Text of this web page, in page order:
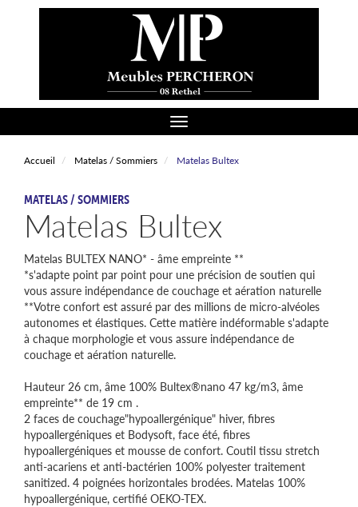
Toggle navigation
Accueil Matelas / Sommiers Matelas Bultex
CATÉGORIE
MATELAS / SOMMIERS
Matelas Bultex
Matelas BULTEX NANO* - âme empreinte **
*s'adapte point par point pour une précision de soutien qui
vous assure indépendance de couchage et aération naturelle
**Votre confort est assuré par des millions de micro-alvéoles
autonomes et élastiques. Cette matière indéformable s'adapte
à chaque morphologie et vous assure indépendance de
couchage et aération naturelle.
Hauteur 26 cm, âme 100% Bultex®nano 47 kg/m3, âme
empreinte** de 19 cm .
2 faces de couchage"hypoallergénique" hiver, fibres
hypoallergéniques et Bodysoft, face été, fibres
hypoallergéniques et mousse de confort. Coutil tissu stretch
anti-acariens et anti-bactérien 100% polyester traitement
sanitized. 4 poignées horizontales brodées. Matelas 100%
hypoallergénique, certifié OEKO-TEX.